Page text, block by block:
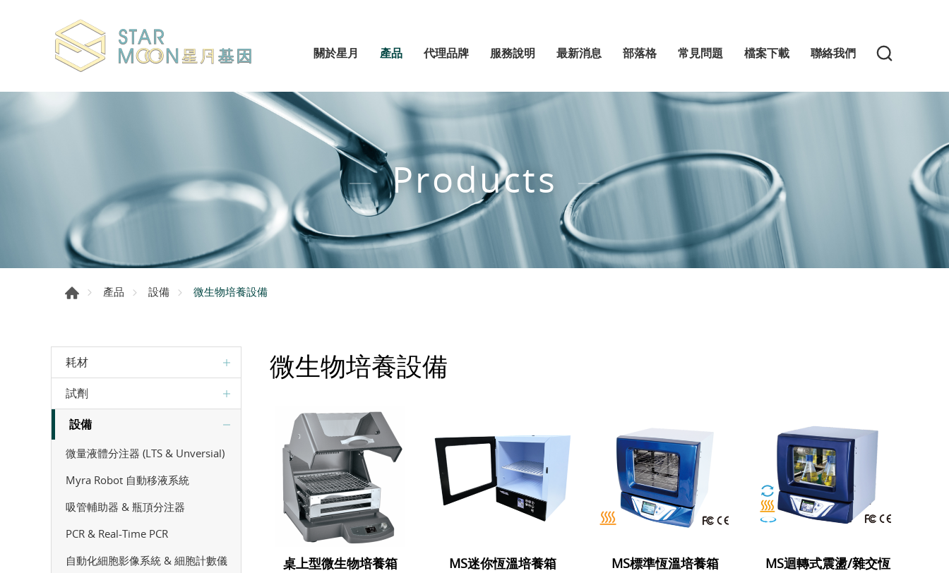
關於星月 產品 代理品牌 服務說明 最新消息 部落格 常見問題 檔案下載 聯絡我們
Products
產品 設備 微生物培養設備
耗材
試劑
設備
微量液體分注器 (LTS & Unversial)
Myra Robot 自動移液系統
吸管輔助器 & 瓶頂分注器
PCR & Real-Time PCR
自動化細胞影像系統 & 細胞計數儀
微生物培養設備
桌上型微生物培養箱 MS迷你恆溫培養箱 MS標準恆溫培養箱
MS迴轉式震盪/雜交恆